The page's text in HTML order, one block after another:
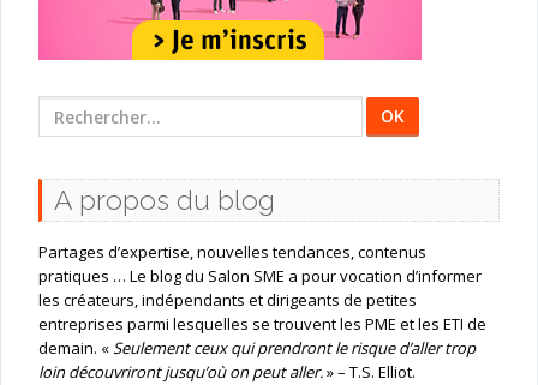
Rechercher
:
A propos du blog
Partages d’expertise, nouvelles tendances, contenus
pratiques … Le blog du Salon SME a pour vocation d’informer
les créateurs, indépendants et dirigeants de petites
entreprises parmi lesquelles se trouvent les PME et les ETI de
demain. «Seulement ceux qui prendront le risque d’aller trop
loin découvriront jusqu’où on peut aller.» – T.S. Elliot.